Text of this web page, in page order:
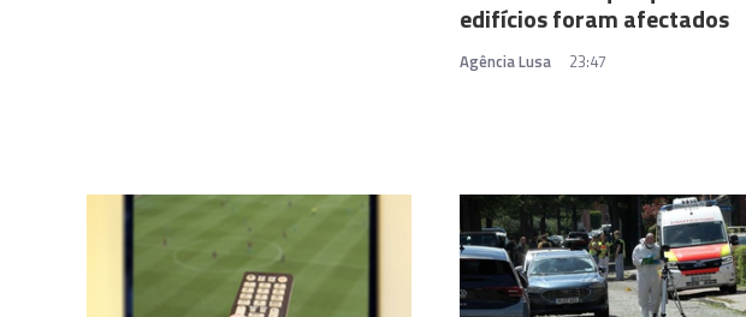
edifícios foram afectados
Agência Lusa 23:47